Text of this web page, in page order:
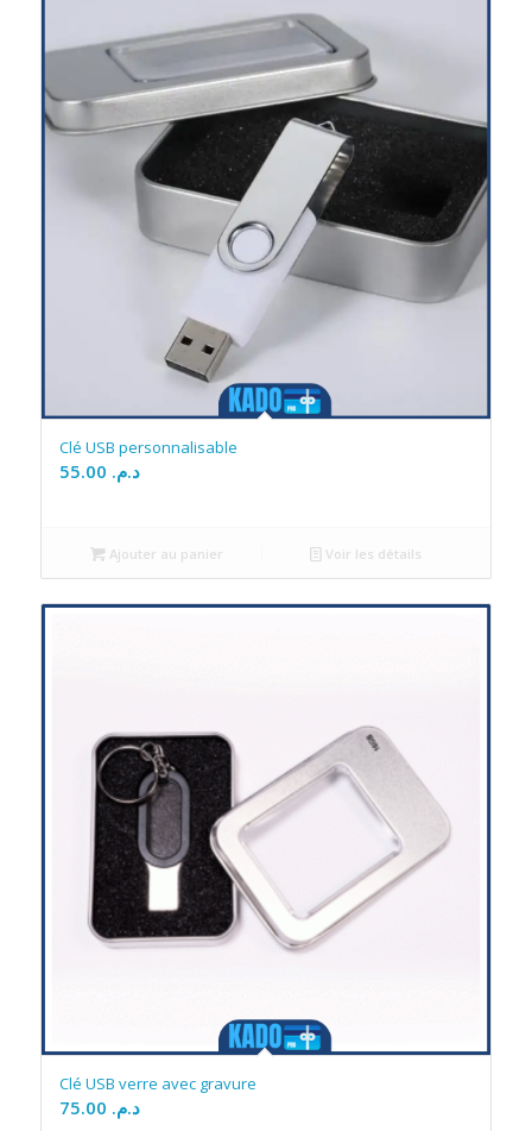
Clé USB personnalisable
د.م.
Ajouter au panier Voir les détails
Clé USB verre avec gravure
د.م.